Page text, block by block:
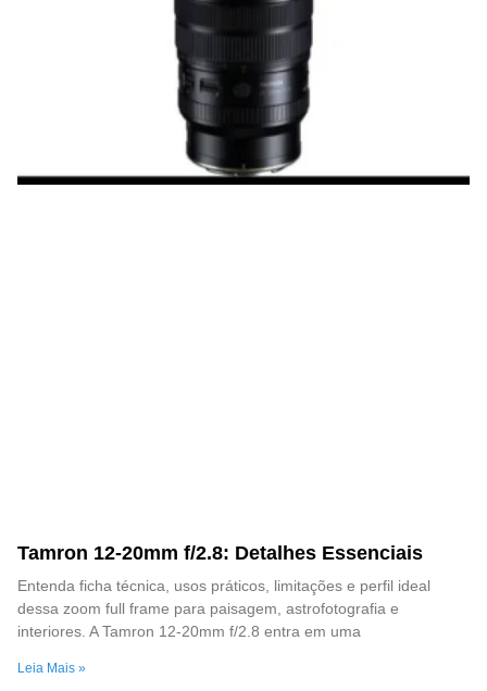
Tamron 12-20mm f/2.8: Detalhes Essenciais
Entenda ficha técnica, usos práticos, limitações e perfil ideal
dessa zoom full frame para paisagem, astrofotografia e
interiores. A Tamron 12-20mm f/2.8 entra em uma
Leia Mais »